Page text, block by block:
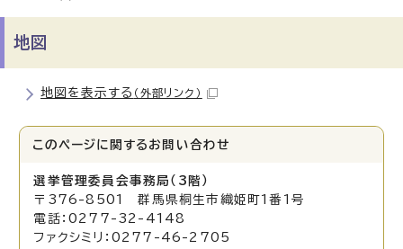
地図
地図を表示する （外部リンク）
このページに関する お問い合わせ
選挙管理委員会事務局（3階）
〒376-8501 群馬県桐生市織姫町1番1号
電話：0277-32-4148
ファクシミリ：0277-46-2705